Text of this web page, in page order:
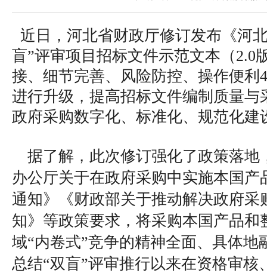
近日，河北省财政厅修订发布《河
盲”评审项目招标文件示范文本（2.0
接、细节完善、风险防控、操作便利
进行升级，提高招标文件编制质量与
政府采购数字化、标准化、规范化建
据了解，此次修订强化了政策落地
办公厅关于在政府采购中实施本国产
通知》《财政部关于推动解决政府采
知》等政策要求，将采购本国产品和
域“内卷式”竞争的精神全面、具体地
总结“双盲”评审推行以来在资格审核